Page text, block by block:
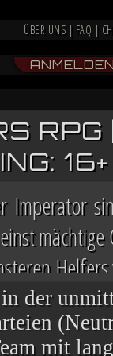
ÜBER UNS | FAQ |
Imperator
Welten,
der
mit